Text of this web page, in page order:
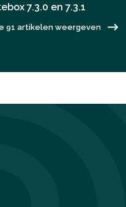
7.3.0 en 7.3.1
91 artikelen weergeven